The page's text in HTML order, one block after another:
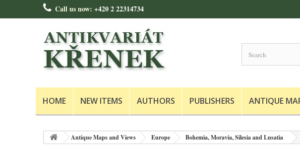
Call us now: +420 2 22314734
HOME NEW ITEMS AUTHORS PUBLISHERS ANTIQUE
Antique Maps and Views Europe Bohemia, Moravia, Silesia and Lusatia